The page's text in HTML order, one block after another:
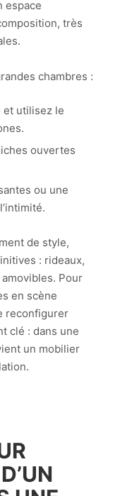
espace
très
chambres :
utilisez le
ouvertes
ou une
de style,
: rideaux,
Pour
en scène
reconfigurer
clé : dans une
un mobilier